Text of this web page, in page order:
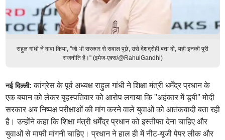
राहुल गांधी ने दावा किया, ''जो भी सरकार से सवाल पूछे, उसे देशद्रोही बता दो, यही इनकी पूरी
राजनीति है।" (इमेज-एक्स/@RahulGandhi)
नई दिल्ली:कांग्रेस के पूर्व अध्यक्ष राहुल गांधी ने शिक्षा मंत्री धर्मेंद्र प्रधान के
एक बयान को लेकर बृहस्पतिवार को आरोप लगाया कि ''अहंकार में डूबी'' मोदी
सरकार अब निष्पक्ष परीक्षाओं की मांग करने वाले युवाओं को आतंकवादी बता रही
है। उन्होंने कहा कि शिक्षा मंत्री धर्मेंद्र प्रधान को इस्तीफा देना चाहिए और
युवाओं से माफी मांगनी चाहिए। प्रधान ने हाल ही में नीट-यूजी पेपर लीक और